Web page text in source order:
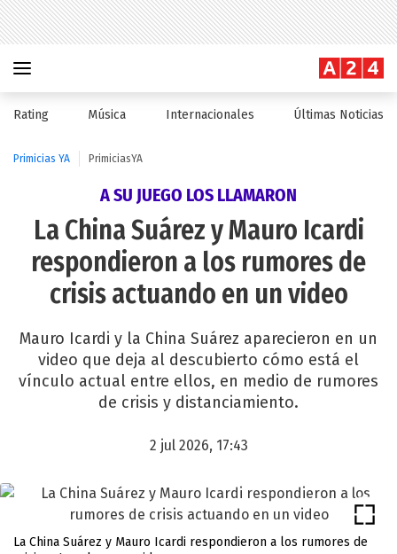
Rating Música Internacionales Últimas Noticias
Primicias YA PrimiciasYA
A SU JUEGO LOS LLAMARON
La China Suárez y Mauro Icardi
respondieron a los rumores de
crisis actuando en un video
Mauro Icardi y la China Suárez aparecieron en un
video que deja al descubierto cómo está el
vínculo actual entre ellos, en medio de rumores
de crisis y distanciamiento.
2 jul 2026, 17:43
La China Suárez y Mauro Icardi respondieron a los rumores de